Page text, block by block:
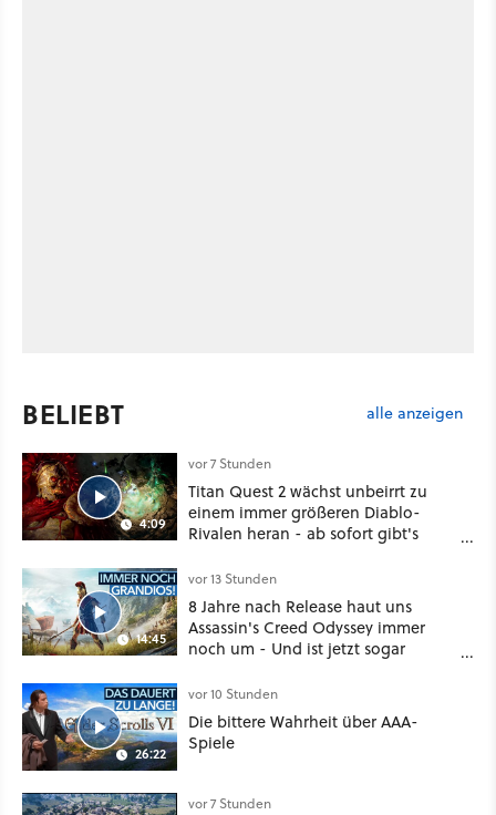
BELIEBT alle anzeigen
4:09
vor 7 Stunden
Titan Quest 2 wächst unbeirrt zu
einem immer größeren Diablo-
Rivalen heran - ab sofort gibt's
Klasse
14:45
vor 13 Stunden
8 Jahre nach Release haut uns
Assassin's Creed Odyssey immer
noch um - Und ist jetzt sogar
26:22
vor 10 Stunden
Die bittere Wahrheit über AAA-
Spiele
vor 7 Stunden